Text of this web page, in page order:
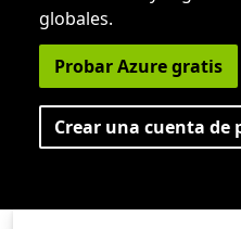
globales.
Probar Azure gratis
Crear una cuenta de